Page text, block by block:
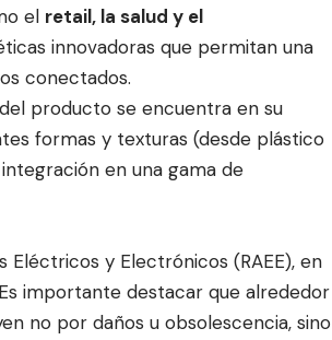
el retail, la salud y el
innovadoras que permitan una
conectados.
producto se encuentra en su
formas y texturas (desde plástico
en una gama de
Eléctricos y Electrónicos (RAEE), en
importante destacar que alrededor
no por daños u obsolescencia, sino